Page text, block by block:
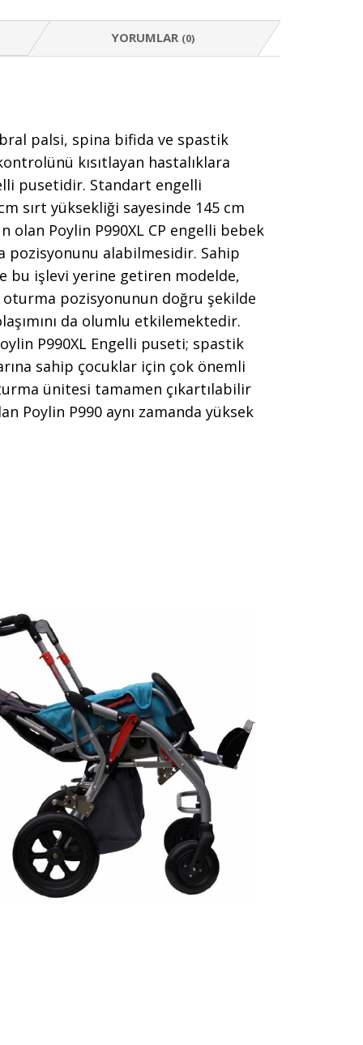
YORUMLAR (0)
palsi, spina bifida ve spastik
kısıtlayan hastalıklara
pusetidir. Standart engelli
sırt yüksekliği sayesinde 145 cm
olan Poylin P990XL CP engelli bebek
pozisyonunu alabilmesidir. Sahip
bu işlevi yerine getiren modelde,
pozisyonunun doğru şekilde
da olumlu etkilemektedir.
P990XL Engelli puseti; spastik
sahip çocuklar için çok önemli
ünitesi tamamen çıkartılabilir
Poylin P990 aynı zamanda yüksek